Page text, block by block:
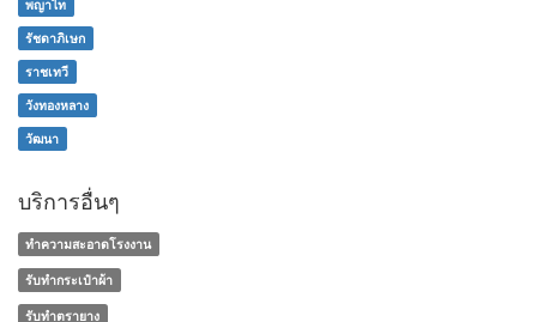
พญาไท
รัชดาภิเษก
ราชเทวี
วังทองหลาง
วัฒนา
บริการอื่นๆ
ทำความสะอาดโรงงาน
รับทำกระเป๋าผ้า
รับทำตรายาง